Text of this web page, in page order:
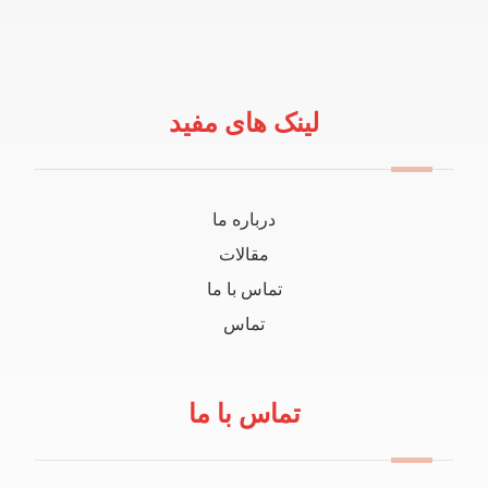
لینک های مفید
درباره ما
مقالات
تماس با ما
تماس
تماس با ما